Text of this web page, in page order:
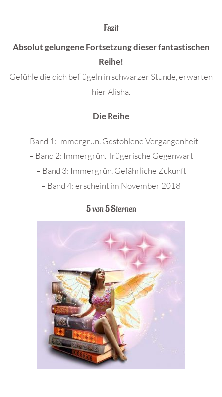
Fazit
Absolut gelungene Fortsetzung dieser fantastischen
Reihe!
Gefühle die dich beflügeln in schwarzer Stunde, erwarten
hier Alisha.
Die Reihe
– Band 1: Immergrün. Gestohlene Vergangenheit
– Band 2: Immergrün. Trügerische Gegenwart
– Band 3: Immergrün. Gefährliche Zukunft
– Band 4: erscheint im November 2018
5 von 5 Sternen